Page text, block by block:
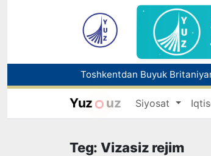
Dam olish kunlari
Yuz uz Siyosat
Teg: Vizasiz rejim